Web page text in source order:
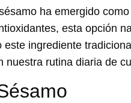
ha emergido
esta opción
ingrediente
rutina diaria de